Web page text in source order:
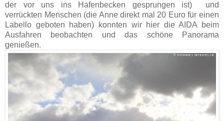
der vor uns ins Hafenbecken gesprungen ist)
und
verrückten Menschen (die Anne direkt mal 20 Euro für einen
Labello geboten haben) konnten wir hier die AIDA beim
Ausfahren beobachten und das schöne Panorama
genießen.